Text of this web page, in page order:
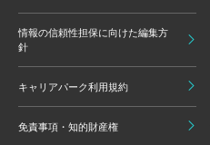
情報の信頼性担保に向けた編集方
針
キャリアパーク利用規約
免責事項・知的財産権